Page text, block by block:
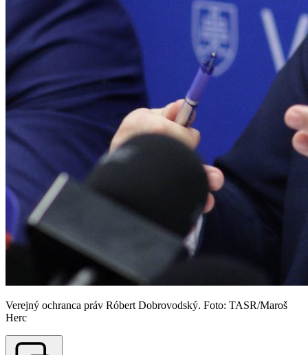
Verejný ochranca práv Róbert Dobrovodský. Foto: TASR/Maroš
Herc